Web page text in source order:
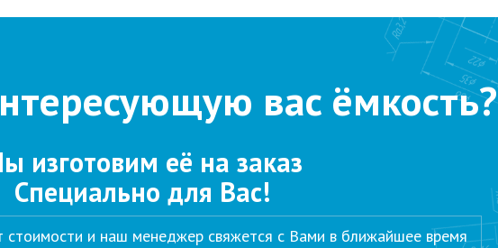
вас ёмкость?
изготовим её на заказ
Специально для Вас!
стоимости и наш менеджер свяжется с Вами в ближайшее время